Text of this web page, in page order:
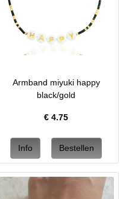
Armband miyuki happy
black/gold
€4.75